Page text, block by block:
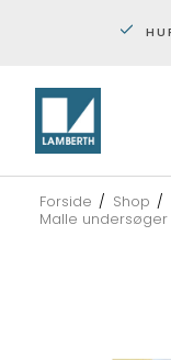
Forside / Shop /
Malle undersøger